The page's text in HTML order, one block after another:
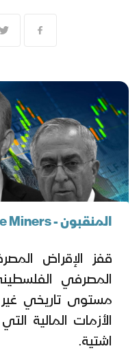
المنقبون - The Miners - محمد عبدالله
قفز الإقراض
المصرفي
مستوى تاريخي
الأزمات المالية
اشتية.